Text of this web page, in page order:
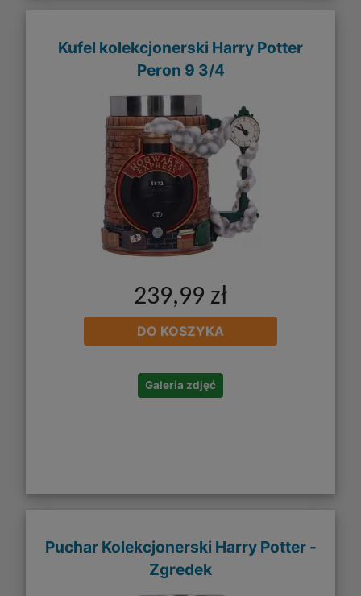
Kufel kolekcjonerski Harry Potter
Peron 9 3/4
239,99 zł
DO KOSZYKA
Galeria zdjęć
Puchar Kolekcjonerski Harry Potter -
Zgredek